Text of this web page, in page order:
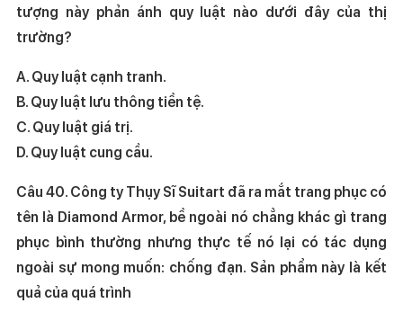
tượng này phản ánh quy luật nào dưới đây của thị
trường?
A. Quy luật cạnh tranh.
B. Quy luật lưu thông tiền tệ.
C. Quy luật giá trị.
D. Quy luật cung cầu.
Câu 40. Công ty Thụy Sĩ Suitart đã ra mắt trang phục có
tên là Diamond Armor, bề ngoài nó chẳng khác gì trang
phục bình thường nhưng thực tế nó lại có tác dụng
ngoài sự mong muốn: chống đạn. Sản phẩm này là kết
quả của quá trình